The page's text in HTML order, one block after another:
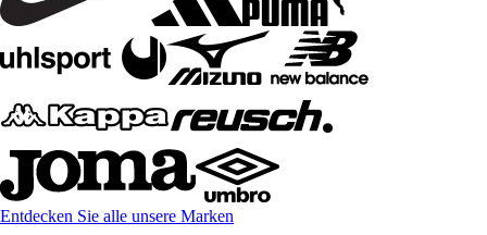
Entdecken Sie alle unsere Marken